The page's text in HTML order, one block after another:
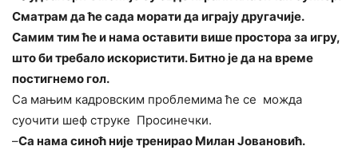
Сматрам да ће сада морати да играју другачије.
Самим тим ће и нама оставити више простора за игру,
што би требало искористити. Битно је да на време
постигнемо гол.
Са мањим кадровским проблемима ће се можда
суочити шеф струке Просинечки.
–Са нама синоћ није тренирао Милан Јовановић.